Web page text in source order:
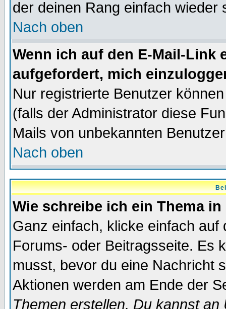
der deinen Rang einfach wieder
Nach oben
Wenn ich auf den E-Mail-Link
aufgefordert, mich
Nur registrierte Benutzer
(falls der Administrator diese
Mails von unbekannten
Nach oben
Wie schreibe ich ein Thema
Ganz einfach, klicke einfach
Forums- oder Beitragsseite. Es
musst, bevor du eine Nachricht
Aktionen werden am Ende der
Themen erstellen, Du kannst